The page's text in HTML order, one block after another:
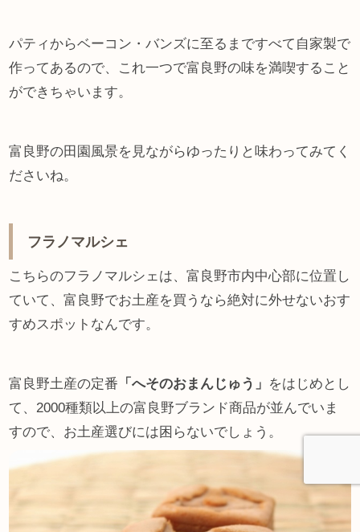
パティからベーコン・バンズに至るまですべて自家製で
作ってあるので、これ一つで富良野の味を満喫すること
ができちゃいます。
富良野の田園風景を見ながらゆったりと味わってみてく
ださいね。
フラノマルシェ
こちらのフラノマルシェは、富良野市内中心部に位置し
ていて、富良野でお土産を買うなら絶対に外せないおす
すめスポットなんです。
富良野土産の定番 「へそのおまんじゅう」 をはじめとし
て、2000種類以上の富良野ブランド商品が並んでいま
すので、お土産選びには困らないでしょう。